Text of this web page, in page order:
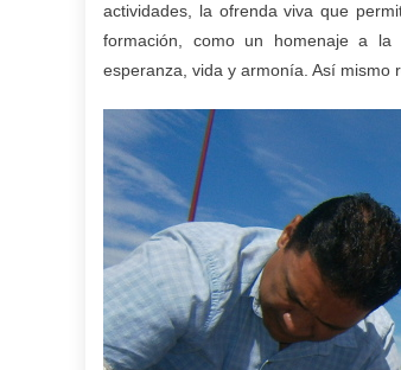
actividades, la ofrenda viva que
formación, como un homenaje a la
esperanza, vida y armonía. Así mismo